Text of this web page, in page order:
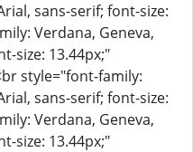
sans-serif; font-size:
Verdana, Geneva,
size: 13.44px;"
style="font-family:
sans-serif; font-size:
Verdana, Geneva,
size: 13.44px;"